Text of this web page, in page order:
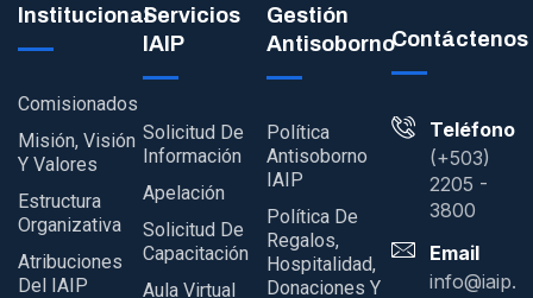
Institucional
Comisionados
Misión, Visión
Y Valores
Estructura
Organizativa
Atribuciones
Del IAIP
Servicios
IAIP
Solicitud De
Información
Apelación
Solicitud De
Capacitación
Aula Virtual
Gestión
Antisoborno
Política
Antisoborno
IAIP
Política De
Regalos,
Hospitalidad,
Donaciones Y
Contáctenos
Teléfono
(+503)
2205 -
3800
Email